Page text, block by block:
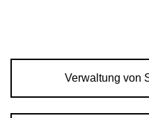
Verwaltung von